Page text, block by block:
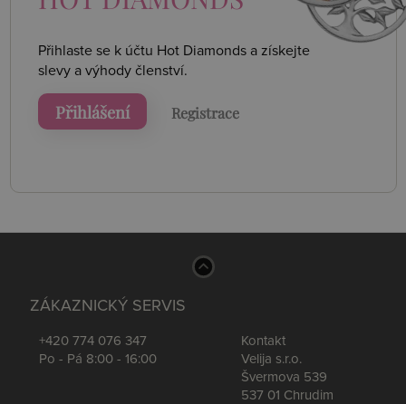
Přihlaste se k účtu Hot Diamonds a získejte
slevy a výhody členství.
Přihlášení Registrace
ZÁKAZNICKÝ SERVIS
+420 774 076 347
Po - Pá 8:00 - 16:00
Kontakt
Velija s.r.o.
Švermova 539
537 01 Chrudim